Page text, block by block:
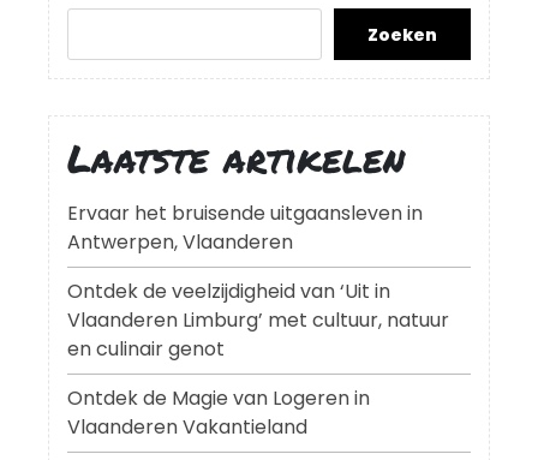
Zoeken
Laatste artikelen
Ervaar het bruisende uitgaansleven in
Antwerpen, Vlaanderen
Ontdek de veelzijdigheid van ‘Uit in
Vlaanderen Limburg’ met cultuur, natuur
en culinair genot
Ontdek de Magie van Logeren in
Vlaanderen Vakantieland